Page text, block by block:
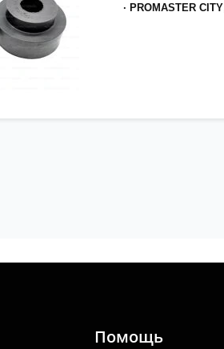
· PROMASTER CITY
Помощь